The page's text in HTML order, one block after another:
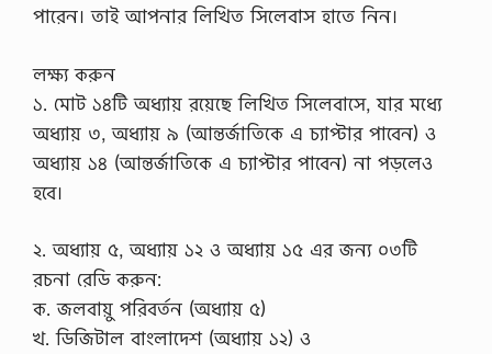
পারেন। তাই আপনার লিখিত সিলেবাস হাতে নিন।
লক্ষ্য করুন
১. মোট ১৪টি অধ্যায় রয়েছে লিখিত সিলেবাসে, যার মধ্যে
অধ্যায় ৩, অধ্যায় ৯ (আন্তর্জাতিকে এ চ্যাপ্টার পাবেন) ও
অধ্যায় ১৪ (আন্তর্জাতিকে এ চ্যাপ্টার পাবেন) না পড়লেও
হবে।
২. অধ্যায় ৫, অধ্যায় ১২ ও অধ্যায় ১৫ এর জন্য ০৩টি
রচনা রেডি করুন:
ক. জলবায়ু পরিবর্তন (অধ্যায় ৫)
খ. ডিজিটাল বাংলাদেশ (অধ্যায় ১২) ও